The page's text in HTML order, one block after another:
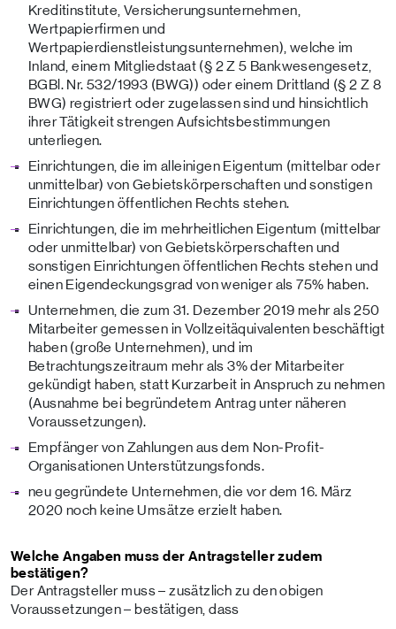
Kreditinstitute, Versicherungsunternehmen,
Wertpapierfirmen und
Wertpapierdienstleistungsunternehmen), welche im
Inland, einem Mitgliedstaat (§ 2 Z 5 Bankwesengesetz,
BGBl. Nr. 532/1993 (BWG)) oder einem Drittland (§ 2 Z 8
BWG) registriert oder zugelassen sind und hinsichtlich
ihrer Tätigkeit strengen Aufsichtsbestimmungen
unterliegen.
Einrichtungen, die im alleinigen Eigentum (mittelbar oder
unmittelbar) von Gebietskörperschaften und sonstigen
Einrichtungen öffentlichen Rechts stehen.
Einrichtungen, die im mehrheitlichen Eigentum (mittelbar
oder unmittelbar) von Gebietskörperschaften und
sonstigen Einrichtungen öffentlichen Rechts stehen und
einen Eigendeckungsgrad von weniger als 75% haben.
Unternehmen, die zum 31. Dezember 2019 mehr als 250
Mitarbeiter gemessen in Vollzeitäquivalenten beschäftigt
haben (große Unternehmen), und im
Betrachtungszeitraum mehr als 3% der Mitarbeiter
gekündigt haben, statt Kurzarbeit in Anspruch zu nehmen
(Ausnahme bei begründetem Antrag unter näheren
Voraussetzungen).
Empfänger von Zahlungen aus dem Non-Profit-
Organisationen Unterstützungsfonds.
neu gegründete Unternehmen, die vor dem 16. März
2020 noch keine Umsätze erzielt haben.
Welche Angaben muss der Antragsteller zudem
bestätigen?
Der Antragsteller muss – zusätzlich zu den obigen
Voraussetzungen – bestätigen, dass